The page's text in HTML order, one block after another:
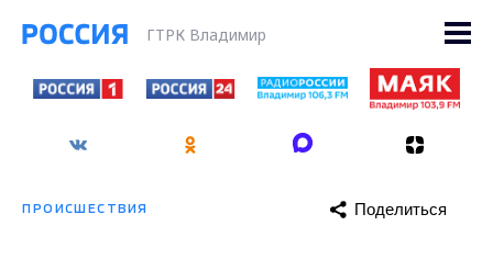
ГТРК Владимир
ПРОИСШЕСТВИЯ Поделиться